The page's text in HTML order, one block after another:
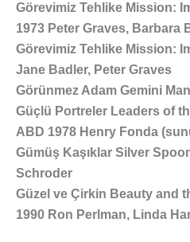
Görevimiz Tehlike Mission:
1973 Peter Graves, Barbara
Görevimiz Tehlike Mission:
Jane Badler, Peter Graves
Görünmez Adam Gemini
Güçlü Portreler Leaders of
ABD 1978 Henry Fonda
Gümüş Kaşıklar Silver
Schroder
Güzel ve Çirkin Beauty and
1990 Ron Perlman, Linda